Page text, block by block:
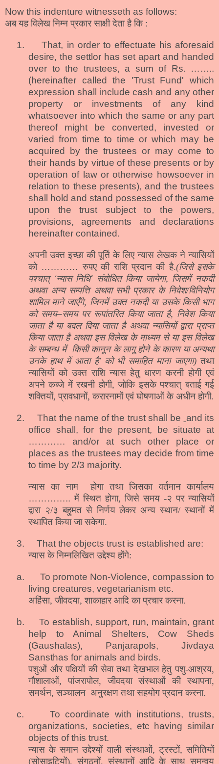
Now this indenture witnesseth as follows:
अब यह विलेख निम्न प्रकार साक्षी देता है कि :
1.
That, in order to effectuate his aforesaid
desire, the settlor has set apart and handed
over to the trustees, a sum of Rs. ……..
(hereinafter called the 'Trust Fund' which
expression shall include cash and any other
property or investments of any kind
whatsoever into which the same or any part
thereof might be converted, invested or
varied from time to time or which may be
acquired by the trustees or may come to
their hands by virtue of these presents or by
operation of law or otherwise howsoever in
relation to these presents), and the trustees
shall hold and stand possessed of the same
upon the trust subject to the powers,
provisions, agreements and declarations
hereinafter contained.
अपनी उक्त इच्छा की पूर्ति के लिए न्यास लेखक ने न्यासियों
को ………… रुपए की राशि प्रदान की है.(जिसे इसके
पश्चात् ‘न्यास निधि’संबोधित किया जायेगा, जिसमें नकदी
अथवा अन्य सम्पत्ति अथवा सभी प्रकार के निवेश/विनियोग
शामिल माने जाएँगे, जिनमें उक्त नकदी या उसके किसी भाग
को समय–समय पर रूपांतरित किया जाता है, निवेश किया
जाता है या बदल दिया जाता है अथवा न्यासियों द्वारा प्राप्त
किया जाता है अथवा इस विलेख के माध्यम से या इस विलेख
के सम्बन्ध में किसी कानून के लागू होने के कारण या अन्यथा
उनके हाथ में आता है’को भी समाहित माना जाएगा)तथा
न्यासियों को उक्त राशि न्यास हेतु धारण करनी होगी एवं
अपने कब्जे में रखनी होगी, जोकि इसके पश्चात् बताई गई
शक्तियों, प्रावधानों, करारनामों एवं घोषणाओं के अधीन होगी.
2. That the name of the trust shall be
and its
office shall, for the present, be situate at
………… and/or at such other place or
places as the trustees may decide from time
to time by 2/3 majority.
न्यास का नाम
होगा तथा जिसका वर्तमान कार्यालय
………….. में स्थित होगा, जिसे समय -२ पर न्यासियों
द्वारा २/३ बहुमत से निर्णय लेकर अन्य स्थान/ स्थानों में
स्थापित किया जा सकेगा.
3.
That the objects trust is established are:
न्यास के निम्नलिखित उद्देश्य होंगे:
a.
To promote Non-Violence, compassion to
living creatures, vegetarianism etc.
अहिंसा, जीवदया, शाकाहार आदि का प्रचार करना.
b.
To establish, support, run, maintain, grant
help to Animal Shelters, Cow Sheds
(Gaushalas), Panjarapols, Jivdaya
Sansthas for animals and birds.
पशुओं और पक्षियों की सेवा तथा देखभाल हेतु पशु-आश्रय,
गौशालाओं, पांजरापोल, जीवदया संस्थाओं की स्थापना,
समर्थन, सञ्चालन अनुरक्षण तथा सहयोग प्रदान करना.
c.
To coordinate with institutions, trusts,
organizations, societies, etc having similar
objects of this trust.
न्यास के समान उद्देश्यों वाली संस्थाओं, ट्रस्टों, समितियों
(सोसाइटियों), संगठनों, संस्थानों आदि के साथ समन्वय